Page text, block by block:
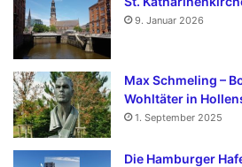
9. Januar 2026
Max Schmeling –
Wohltäter in
1. September 2025
Die Hamburger